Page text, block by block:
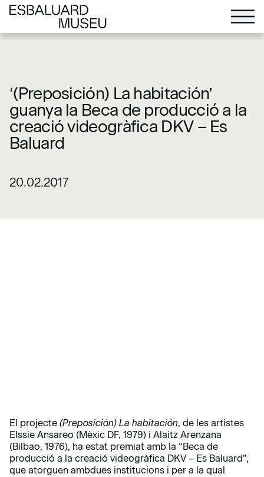
‘(Preposición) La habitación’
guanya la Beca de producció a la
creació videogràfica DKV – Es
Baluard
20.02.2017
El projecte (Preposición) La habitación, de les artistes
Elssie Ansareo (Mèxic DF, 1979) i Alaitz Arenzana
(Bilbao, 1976), ha estat premiat amb la “Beca de
producció a la creació videogràfica DKV – Es Baluard”,
que atorguen ambdues institucions i per a la qual